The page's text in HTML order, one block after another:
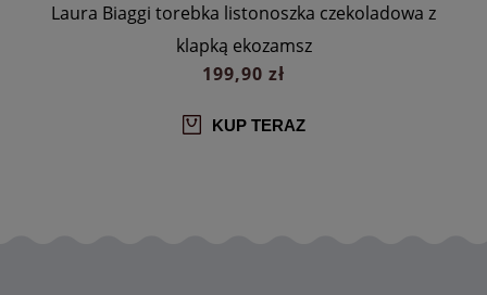
Laura Biaggi torebka listonoszka czekoladowa z
klapką ekozamsz
199,90 zł
KUP TERAZ